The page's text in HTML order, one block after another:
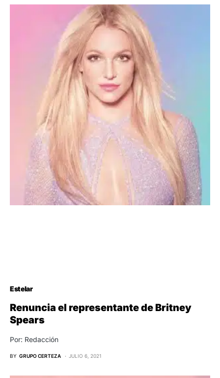
Estelar
Renuncia el representante de Britney
Spears
Por: Redacción
BY GRUPO CERTEZA JULIO 6, 2021